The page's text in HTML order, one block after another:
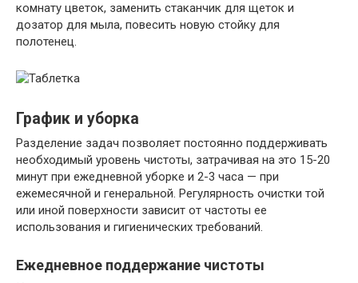
комнату цветок, заменить стаканчик для щеток и
дозатор для мыла, повесить новую стойку для
полотенец.
График и уборка
Разделение задач позволяет постоянно поддерживать
необходимый уровень чистоты, затрачивая на это 15-20
минут при ежедневной уборке и 2-3 часа — при
ежемесячной и генеральной. Регулярность очистки той
или иной поверхности зависит от частоты ее
использования и гигиенических требований.
Ежедневное поддержание чистоты